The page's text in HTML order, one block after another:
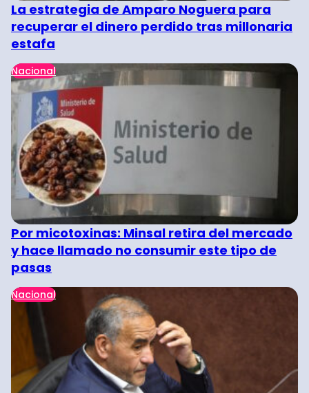
La estrategia de Amparo Noguera para
recuperar el dinero perdido tras millonaria
estafa
Nacional
Por micotoxinas: Minsal retira del mercado
y hace llamado no consumir este tipo de
pasas
Nacional